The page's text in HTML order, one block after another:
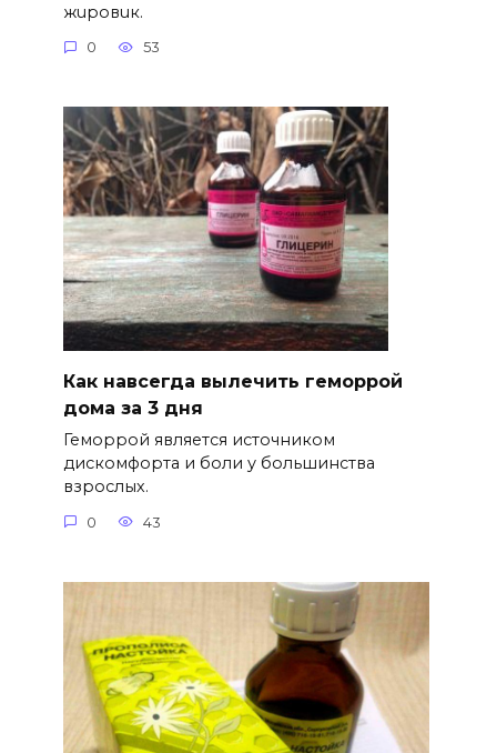
жuровuк.
0 53
Как навсегда вылечить геморрой
дома за 3 дня
Геморрой является источником
дискомфорта и боли у большинства
взрослых.
0 43